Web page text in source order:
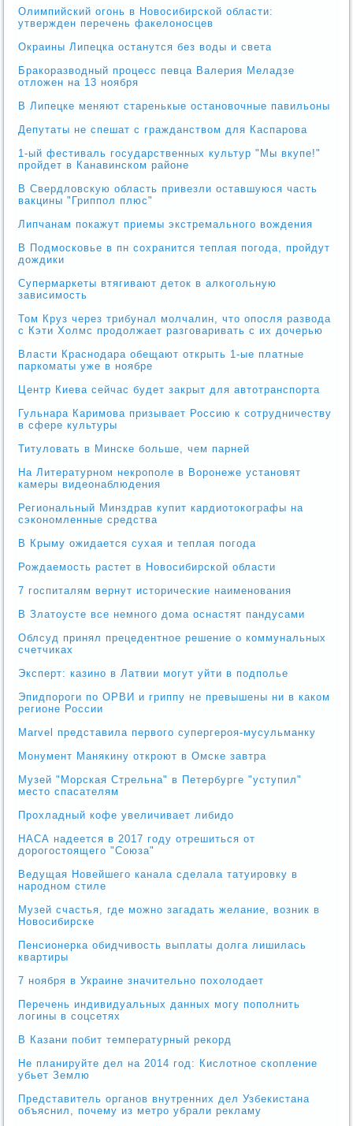
Олимпийский огонь в Новосибирской области:
утвержден перечень факелоносцев
Окраины Липецка останутся без воды и света
Бракоразводный процесс певца Валерия Меладзе
отложен на 13 ноября
В Липецке меняют старенькые остановочные павильоны
Депутаты не спешат с гражданством для Каспарова
1-ый фестиваль государственных культур "Мы вкупе!"
пройдет в Канавинском районе
В Свердловскую область привезли оставшуюся часть
вакцины "Гриппол плюс"
Липчанам покажут приемы экстремального вождения
В Подмосковье в пн сохранится теплая погода, пройдут
дождики
Супермаркеты втягивают деток в алкогольную
зависимость
Том Круз через трибунал молчалин, что опосля развода
с Кэти Холмс продолжает разговаривать с их дочерью
Власти Краснодара обещают открыть 1-ые платные
паркоматы уже в ноябре
Центр Киева сейчас будет закрыт для автотранспорта
Гульнара Каримова призывает Россию к сотрудничеству
в сфере культуры
Титуловать в Минске больше, чем парней
На Литературном некрополе в Воронеже установят
камеры видеонаблюдения
Региональный Минздрав купит кардиотокографы на
сэкономленные средства
В Крыму ожидается сухая и теплая погода
Рождаемость растет в Новосибирской области
7 госпиталям вернут исторические наименования
В Златоусте все немного дома оснастят пандусами
Облсуд принял прецедентное решение о коммунальных
счетчиках
Эксперт: казино в Латвии могут уйти в подполье
Эпидпороги по ОРВИ и гриппу не превышены ни в каком
регионе России
Marvel представила первого супергероя-мусульманку
Монумент Манякину откроют в Омске завтра
Музей "Морская Стрельна" в Петербурге "уступил"
место спасателям
Прохладный кофе увеличивает либидо
НАСА надеется в 2017 году отрешиться от
дорогостоящего "Союза"
Ведущая Новейшего канала сделала татуировку в
народном стиле
Музей счастья, где можно загадать желание, возник в
Новосибирске
Пенсионерка обидчивость выплаты долга лишилась
квартиры
7 ноября в Украине значительно похолодает
Перечень индивидуальных данных могу пополнить
логины в соцсетях
В Казани побит температурный рекорд
Не планируйте дел на 2014 год: Кислотное скопление
убьет Землю
Представитель органов внутренних дел Узбекистана
объяснил, почему из метро убрали рекламу